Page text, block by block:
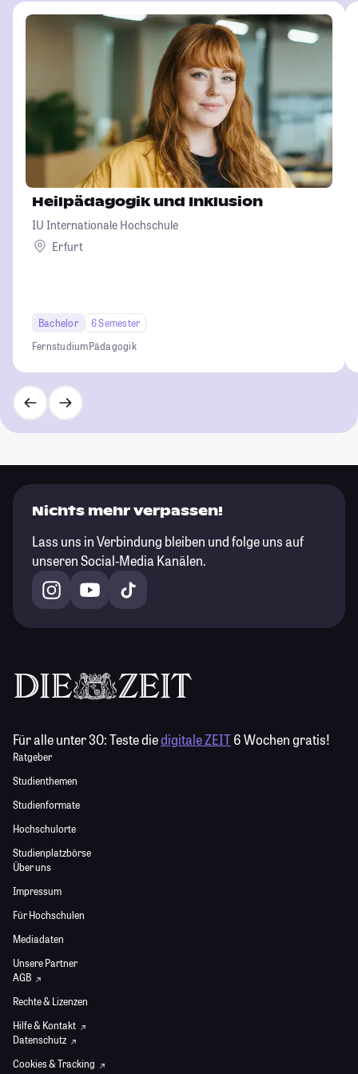
Heilpädagogik und Inklusion
IU Internationale Hochschule
Erfurt
Bachelor
6 Semester
FernstudiumPädagogik
Nichts mehr verpassen!
Lass uns in Verbindung bleiben und folge uns auf
unseren Social-Media Kanälen.
Für alle unter 30:Teste diedigitale ZEIT6 Wochen gratis!
Ratgeber
Studienthemen
Studienformate
Hochschulorte
Studienplatzbörse
Über uns
Impressum
Für Hochschulen
Mediadaten
Unsere Partner
AGB
Rechte & Lizenzen
Hilfe & Kontakt
Datenschutz
Cookies & Tracking